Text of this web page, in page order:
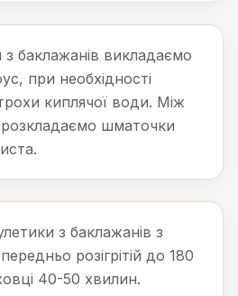
баклажанів викладаємо
при необхідності
киплячої води. Між
шматочки
з баклажанів з
розігрітій до 180
40-50 хвилин.